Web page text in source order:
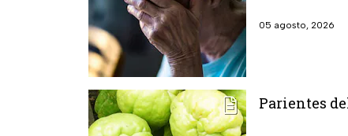
05 agosto, 2026
Parientes